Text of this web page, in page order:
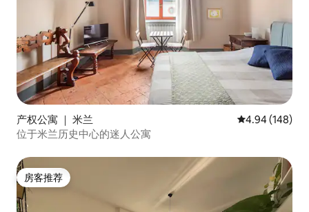
产权公寓 ｜ 米兰 平均评分 4.94
4.94 (148)
位于米兰历史中心的迷人公寓
房客推荐
房客推荐